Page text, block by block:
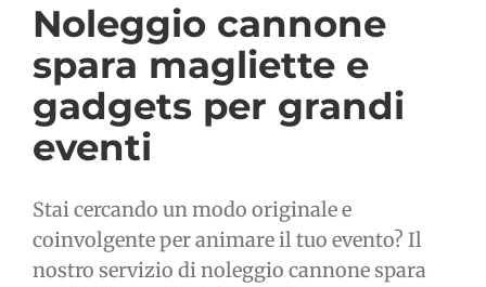
Noleggio cannone
spara magliette e
gadgets per grandi
eventi
Stai cercando un modo originale e
coinvolgente per animare il tuo evento? Il
nostro servizio di noleggio cannone spara